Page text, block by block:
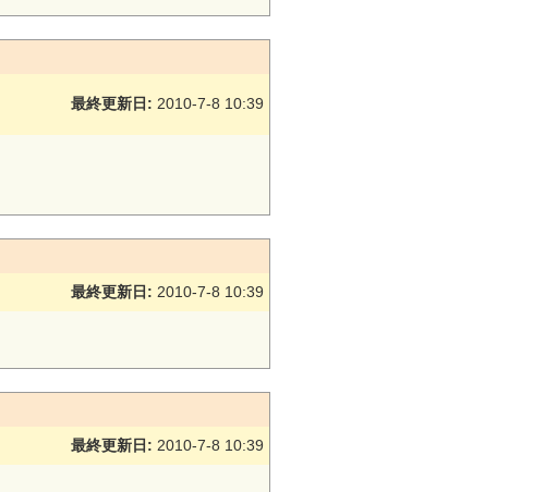
最終更新日: 2010-7-8 10:39
最終更新日: 2010-7-8 10:39
最終更新日: 2010-7-8 10:39